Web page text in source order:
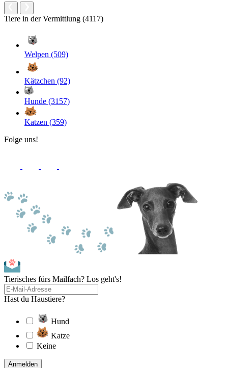
Tiere in der Vermittlung (4117)
Welpen (509)
Kätzchen (92)
Hunde (3157)
Katzen (359)
Folge uns!
Tierisches fürs Mailfach? Los geht's!
Hast du Haustiere?
Hund
Katze
Keine
Anmelden